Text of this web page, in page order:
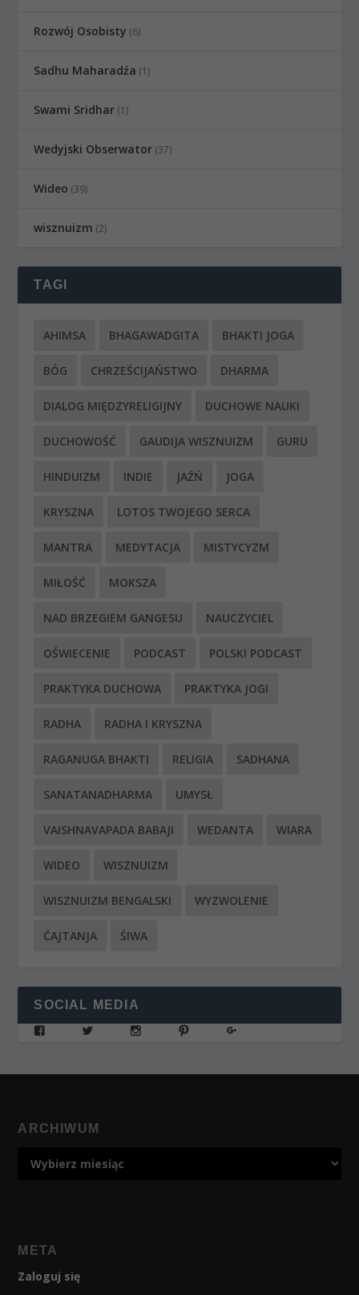
Rozwój Osobisty (6)
Sadhu Maharadźa (1)
Swami Sridhar (1)
Wedyjski Obserwator (37)
Wideo (39)
wisznuizm (2)
TAGI
AHIMSA BHAGAWADGITA BHAKTI JOGA
BÓG CHRZEŚCIJAŃSTWO DHARMA
DIALOG MIĘDZYRELIGIJNY DUCHOWE NAUKI
DUCHOWOŚĆ GAUDIJA WISZNUIZM GURU
HINDUIZM INDIE JAŹŃ JOGA
KRYSZNA LOTOS TWOJEGO SERCA
MANTRA MEDYTACJA MISTYCYZM
MIŁOŚĆ MOKSZA
NAD BRZEGIEM GANGESU NAUCZYCIEL
OŚWIECENIE PODCAST POLSKI PODCAST
PRAKTYKA DUCHOWA PRAKTYKA JOGI
RADHA RADHA I KRYSZNA
RAGANUGA BHAKTI RELIGIA SADHANA
SANATANADHARMA UMYSŁ
VAISHNAVAPADA BABAJI WEDANTA WIARA
WIDEO WISZNUIZM
WISZNUIZM BENGALSKI WYZWOLENIE
ĆAJTANJA ŚIWA
SOCIAL MEDIA
ARCHIWUM
META
Zaloguj się